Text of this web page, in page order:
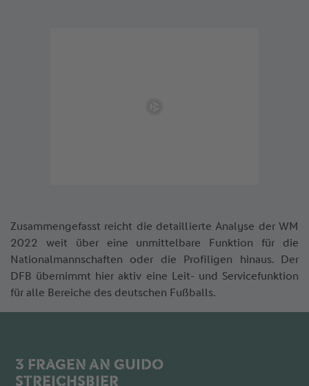
Zusammengefasst reicht die detaillierte Analyse der WM
2022 weit über eine unmittelbare Funktion für die
Nationalmannschaften oder die Profiligen hinaus. Der
DFB übernimmt hier aktiv eine Leit- und Servicefunktion
für alle Bereiche des deutschen Fußballs.
3 FRAGEN AN GUIDO
STREICHSBIER